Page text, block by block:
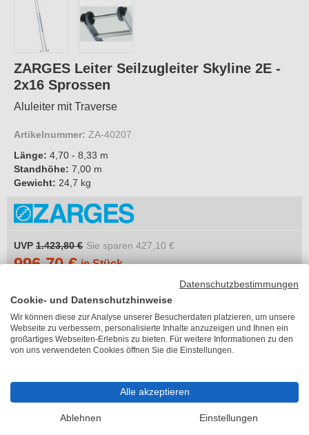
ZARGES Leiter Seilzugleiter Skyline 2E -
2x16 Sprossen
Aluleiter mit Traverse
Artikelnummer: ZA-40207
Länge: 4,70 - 8,33 m
Standhöhe: 7,00 m
Gewicht: 24,7 kg
UVP 1.423,80 € Sie sparen 427,10 €
996,70 € je Stück
zzgl. 23,21 €Versandkosten
Lieferzeit 6-10 Arbeitstage
Länge
Bitte wählen
Datenschutzbestimmungen
Cookie- und Datenschutzhinweise
Wir können diese zur Analyse unserer Besucherdaten platzieren, um unsere
Webseite zu verbessern, personalisierte Inhalte anzuzeigen und Ihnen ein
großartiges Webseiten-Erlebnis zu bieten. Für weitere Informationen zu den
von uns verwendeten Cookies öffnen Sie die Einstellungen.
Alle akzeptieren
Ablehnen Einstellungen